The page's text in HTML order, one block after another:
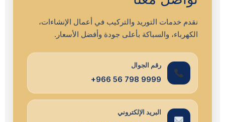
نقدم خدمات التوريد والتركيب في أعمال الإنشاءات،
الكهرباء، والسباكة بأعلى جودة وأفضل الأسعار.
رقم الجوال
+966 56 798 9999
البريد الإلكتروني